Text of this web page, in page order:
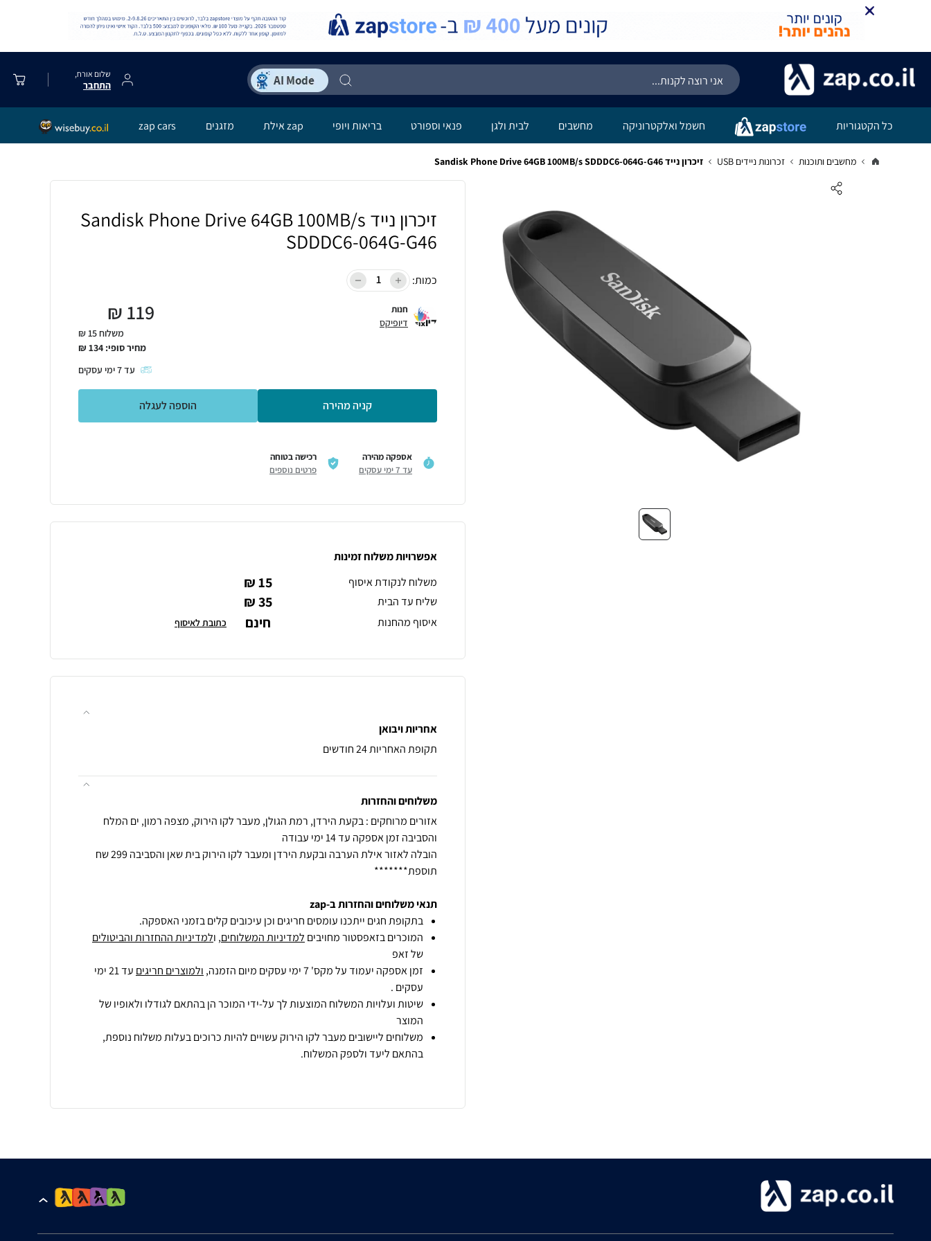
שלום אורח,
התחבר
כל הקטגוריות חשמל ואלקטרוניקה מחשבים לבית ולגן פנאי וספורט בריאות ויופי zap אילת מזגנים zap cars
מחשבים ותוכנות זכרונות ניידים USB זיכרון נייד Sandisk Phone Drive 64GB 100MB/s SDDDC6-064G-G46
זיכרון נייד Sandisk Phone Drive 64GB 100MB/s
SDDDC6-064G-G46
כמות:
חנות
דיופיקס 119
₪
משלוח 15 ₪
מחיר סופי: 134
₪
עד7ימי עסקים
קניה מהירה הוספה לעגלה
אספקה מהירה
עד 7 ימי עסקים
רכישה בטוחה
פרטים נוספים
אפשרויות משלוח זמינות
משלוח לנקודת איסוף
15 ₪
שליח עד הבית 35 ₪
איסוף מהחנות חינם כתובת לאיסוף
אחריות ויבואן
תקופת האחריות 24 חודשים
משלוחים והחזרות
הובלה לאזור אילת הערבה ובקעת הירדן ומעבר לקו הירוק בית שאן והסביבה 299 שח
תוספת*******
תנאי משלוחים והחזרות ב-zap
בתקופת חגים ייתכנו עומסים חריגים וכן עיכובים קלים בזמני האספקה.
המוכרים בזאפסטור מחויבים למדיניות המשלוחים, ולמדיניות ההחזרות והביטולים
של זאפ
זמן אספקה יעמוד על מקס' 7 ימי עסקים מיום הזמנה,
ולמוצרים חריגים
עד 21 ימי
עסקים .
שיטות ועלויות המשלוח המוצעות לך על-ידי המוכר הן בהתאם לגודלו ולאופיו של
המוצר
משלוחים ליישובים מעבר לקו הירוק עשויים להיות כרוכים בעלות משלוח נוספת,
בהתאם ליעד ולספק המשלוח.